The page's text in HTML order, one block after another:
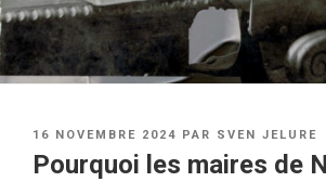
PUBLIÉ
LE
16 NOVEMBRE 2024 PAR SVEN JELURE
Pourquoi les maires de